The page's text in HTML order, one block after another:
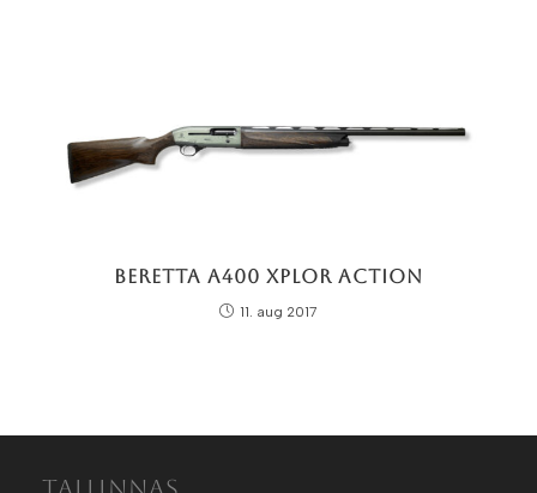
Beretta A400 Xplor Action
11. aug 2017